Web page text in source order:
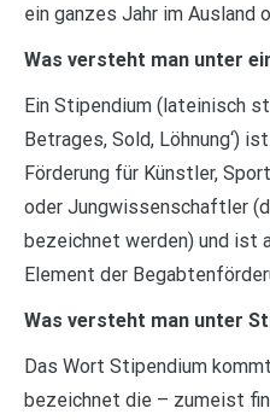
ein ganzes Jahr im Ausland
Was versteht man unter
Ein Stipendium (lateinisch
Betrages, Sold, Löhnung‘)
Förderung für Künstler,
oder Jungwissenschaftler
bezeichnet werden) und ist
Element der
Was versteht man unter
Das Wort Stipendium
bezeichnet die – zumeist